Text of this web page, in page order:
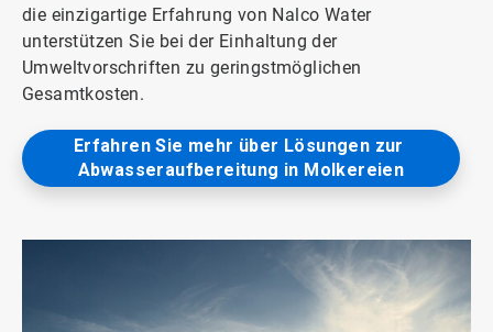
die einzigartige Erfahrung von Nalco Water
unterstützen Sie bei der Einhaltung der
Umweltvorschriften zu geringstmöglichen
Gesamtkosten.
Erfahren Sie mehr über Lösungen zur
Abwasseraufbereitung in Molkereien